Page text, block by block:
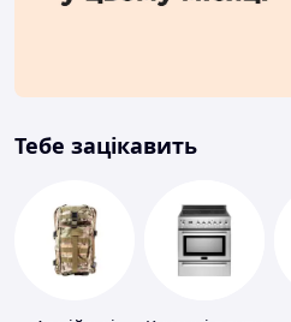
Тебе зацікавить